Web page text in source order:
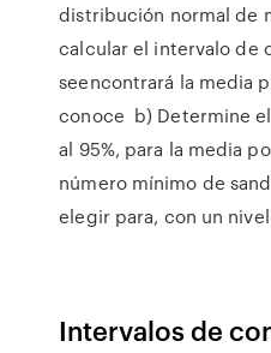
distribución normal de
calcular el intervalo de
seencontrará la media
conoce b) Determine
al 95%, para la media
número mínimo de
elegir para, con un
Intervalos de